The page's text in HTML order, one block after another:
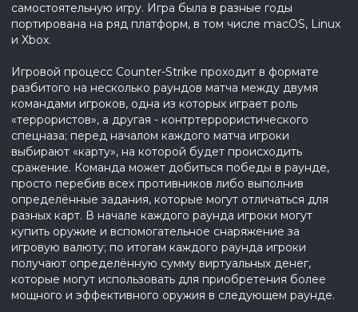
самостоятельную игру. Игра была в разные годы
портирована на ряд платформ, в том числе macOS, Linux
и Xbox.
Игровой процесс Counter-Strike проходит в формате
разбитого на несколько раундов матча между двумя
командами игроков, одна из которых играет роль
«террористов», а другая - контртеррористического
спецназа; перед началом каждого матча игроки
выбирают «карту», на которой будет происходить
сражение. Команда может добиться победы в раунде,
просто перебив всех противников либо выполнив
определённые задания, которые могут отличаться для
разных карт. В начале каждого раунда игроки могут
купить оружие и вспомогательное снаряжение за
игровую валюту; по итогам каждого раунда игроки
получают определённую сумму виртуальных денег,
которые могут использовать для приобретения более
мощного и эффективного оружия в следующем раунде.